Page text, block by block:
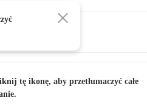
tę ikonę, aby przetłumaczyć całe